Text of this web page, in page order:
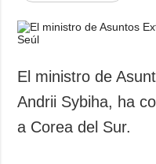
Política
Defensa
Sociedad y
Cultura
El ministro de
Andrii Sybiha, ha
a Corea del Sur.